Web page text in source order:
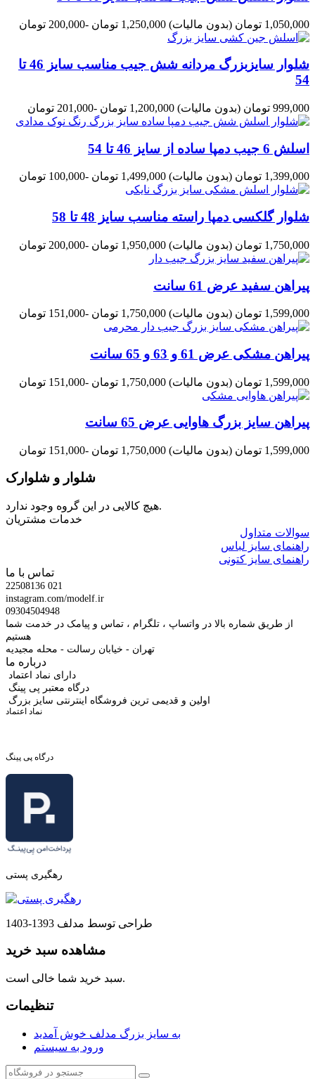
1,050,000 تومان (بدون مالیات) 1,250,000 تومان -200,000 تومان
شلوار سایزبزرگ مردانه شش جیب مناسب سایز 46 تا
54
999,000 تومان (بدون مالیات) 1,200,000 تومان -201,000 تومان
اسلش 6 جیب دمپا ساده از سایز 46 تا 54
1,399,000 تومان (بدون مالیات) 1,499,000 تومان -100,000 تومان
شلوار گلکسی دمپا راسته مناسب سایز 48 تا 58
1,750,000 تومان (بدون مالیات) 1,950,000 تومان -200,000 تومان
پیراهن سفید عرض 61 سانت
1,599,000 تومان (بدون مالیات) 1,750,000 تومان -151,000 تومان
پیراهن مشکی عرض 61 و 63 و 65 سانت
1,599,000 تومان (بدون مالیات) 1,750,000 تومان -151,000 تومان
پیراهن سایز بزرگ هاوایی عرض 65 سانت
1,599,000 تومان (بدون مالیات) 1,750,000 تومان -151,000 تومان
شلوار و شلوارک
هیچ کالایی در این گروه وجود ندارد.
خدمات مشتریان
سوالات متداول
راهنمای سایز لباس
راهنمای سایز کتونی
تماس با ما
22508136 021
instagram.com/modelf.ir
09304504948
از طریق شماره بالا در واتساپ ، تلگرام ، تماس و پیامک در خدمت شما
هستیم
تهران - خیابان رسالت - محله مجیدیه
درباره ما
دارای نماد اعتماد
درگاه معتبر پی پینگ
اولین و قدیمی ترین فروشگاه اینترنتی سایز بزرگ
نماد اعتماد
درگاه پی پینگ
رهگیری پستی
طراحی توسط مدلف 1393-1403
مشاهده سبد خرید
سبد خرید شما خالی است.
تنظیمات
به سایز بزرگ مدلف خوش آمدید
ورود به سیستم